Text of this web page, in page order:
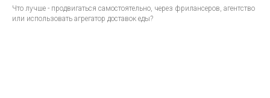
Что лучше - продвигаться самостоятельно, через фрилансеров, агентство
или использовать агрегатор доставок еды?